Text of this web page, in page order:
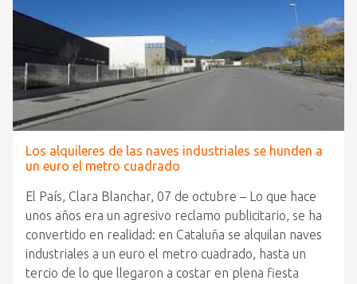
Los alquileres de las naves industriales se hunden a
un euro el metro cuadrado
El País, Clara Blanchar, 07 de octubre – Lo que hace
unos años era un agresivo reclamo publicitario, se ha
convertido en realidad: en Cataluña se alquilan naves
industriales a un euro el metro cuadrado, hasta un
tercio de lo que llegaron a costar en plena fiesta